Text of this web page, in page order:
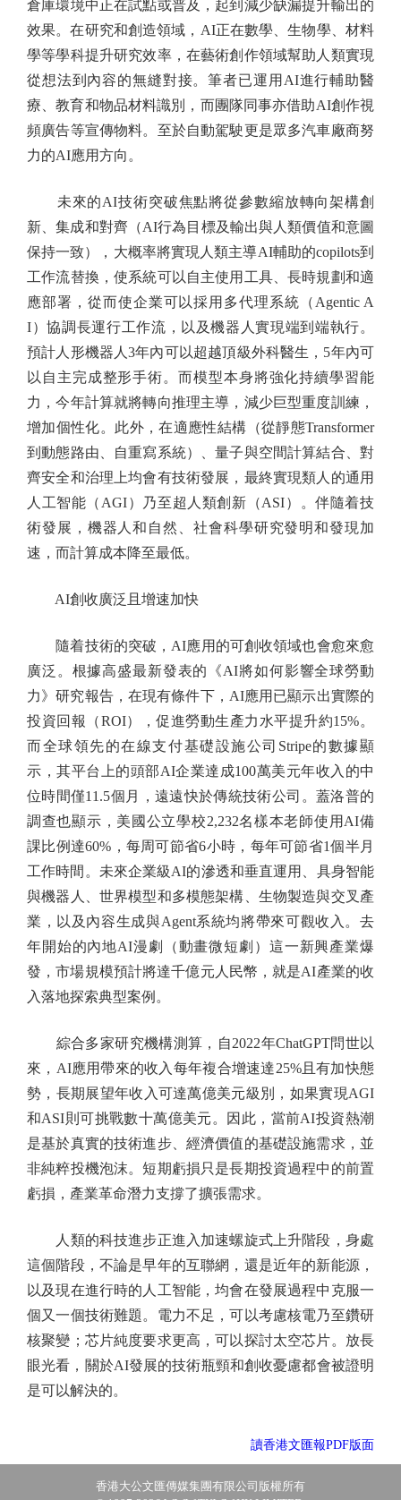
倉庫環境中正在試點或普及，起到減少缺漏提升輸出的
效果。在研究和創造領域，AI正在數學、生物學、材料
學等學科提升研究效率，在藝術創作領域幫助人類實現
從想法到內容的無縫對接。筆者已運用AI進行輔助醫
療、教育和物品材料識別，而團隊同事亦借助AI創作視
頻廣告等宣傳物料。至於自動駕駛更是眾多汽車廠商努
力的AI應用方向。
未來的AI技術突破焦點將從參數縮放轉向架構創
新、集成和對齊（AI行為目標及輸出與人類價值和意圖
保持一致），大概率將實現人類主導AI輔助的copilots到
工作流替換，使系統可以自主使用工具、長時規劃和適
應部署，從而使企業可以採用多代理系統（Agentic A
I）協調長運行工作流，以及機器人實現端到端執行。
預計人形機器人3年內可以超越頂級外科醫生，5年內可
以自主完成整形手術。而模型本身將強化持續學習能
力，今年計算就將轉向推理主導，減少巨型重度訓練，
增加個性化。此外，在適應性結構（從靜態Transformer
到動態路由、自重寫系統）、量子與空間計算結合、對
齊安全和治理上均會有技術發展，最終實現類人的通用
人工智能（AGI）乃至超人類創新（ASI）。伴隨着技
術發展，機器人和自然、社會科學研究發明和發現加
速，而計算成本降至最低。
AI創收廣泛且增速加快
隨着技術的突破，AI應用的可創收領域也會愈來愈
廣泛。根據高盛最新發表的《AI將如何影響全球勞動
力》研究報告，在現有條件下，AI應用已顯示出實際的
投資回報（ROI），促進勞動生產力水平提升約15%。
而全球領先的在線支付基礎設施公司Stripe的數據顯
示，其平台上的頭部AI企業達成100萬美元年收入的中
位時間僅11.5個月，遠遠快於傳統技術公司。蓋洛普的
調查也顯示，美國公立學校2,232名樣本老師使用AI備
課比例達60%，每周可節省6小時，每年可節省1個半月
工作時間。未來企業級AI的滲透和垂直運用、具身智能
與機器人、世界模型和多模態架構、生物製造與交叉產
業，以及內容生成與Agent系統均將帶來可觀收入。去
年開始的內地AI漫劇（動畫微短劇）這一新興產業爆
發，市場規模預計將達千億元人民幣，就是AI產業的收
入落地探索典型案例。
綜合多家研究機構測算，自2022年ChatGPT問世以
來，AI應用帶來的收入每年複合增速達25%且有加快態
勢，長期展望年收入可達萬億美元級別，如果實現AGI
和ASI則可挑戰數十萬億美元。因此，當前AI投資熱潮
是基於真實的技術進步、經濟價值的基礎設施需求，並
非純粹投機泡沫。短期虧損只是長期投資過程中的前置
虧損，產業革命潛力支撐了擴張需求。
人類的科技進步正進入加速螺旋式上升階段，身處
這個階段，不論是早年的互聯網，還是近年的新能源，
以及現在進行時的人工智能，均會在發展過程中克服一
個又一個技術難題。電力不足，可以考慮核電乃至鑽研
核聚變；芯片純度要求更高，可以探討太空芯片。放長
眼光看，關於AI發展的技術瓶頸和創收憂慮都會被證明
是可以解決的。
讀香港文匯報PDF版面
香港大公文匯傳媒集團有限公司版權所有